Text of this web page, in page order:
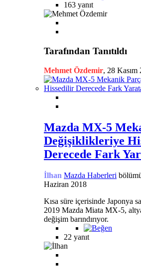
163 yanıt
Tarafından Tanıtıldı
Mehmet Özdemir, 28 Kasım
Mazda MX-5
Değişiklikleriye
Derecede Fark
İlhan Mazda Haberleri
Haziran 2018
Kısa süre içerisinde Japonya
2019 Mazda Miata MX-5,
değişim barındırıyor.
22 yanıt